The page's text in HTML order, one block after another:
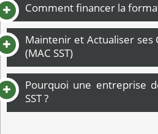
Comment financer la
Maintenir et Actualiser ses
(MAC SST)
Pourquoi une entreprise
SST ?